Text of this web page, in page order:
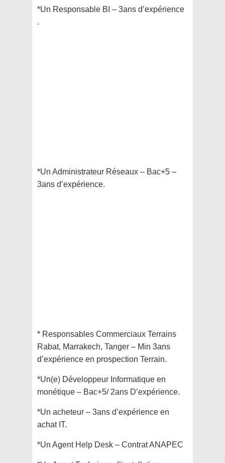
*Un Responsable BI – 3ans d’expérience
.
*Un Administrateur Réseaux – Bac+5 –
3ans d’expérience.
* Responsables Commerciaux Terrains
Rabat, Marrakech, Tanger – Min 3ans
d’expérience en prospection Terrain.
*Un(e) Développeur Informatique en
monétique – Bac+5/ 2ans D’expérience.
*Un acheteur – 3ans d’expérience en
achat IT.
*Un Agent Help Desk – Contrat ANAPEC